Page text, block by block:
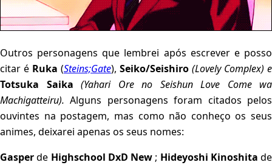
Outros personagens que lembrei após escrever e posso
citar é Ruka (Steins;Gate), Seiko/Seishiro (Lovely Complex) e
Totsuka Saika (Yahari Ore no Seishun Love Come wa
Machigatteiru). Alguns personagens foram citados pelos
ouvintes na postagem, mas como não conheço os seus
animes, deixarei apenas os seus nomes:
Gasperde Highschool DxD New ; Hideyoshi Kinoshita de